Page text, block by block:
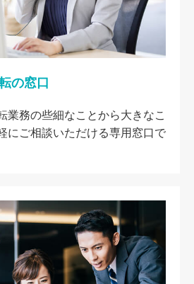
の窓口
業務の些細なことから大きなこ
にご相談いただける専用窓口で